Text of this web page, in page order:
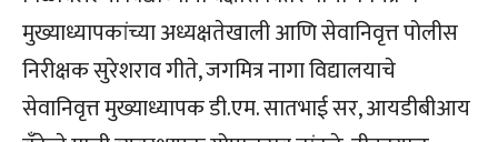
मुख्याध्यापकांच्या अध्यक्षतेखाली आणि सेवानिवृत्त पोलीस
निरीक्षक सुरेशराव गीते, जगमित्र नागा विद्यालयाचे
सेवानिवृत्त मुख्याध्यापक डी.एम. सातभाई सर, आयडीबीआय